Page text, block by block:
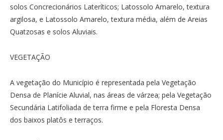
solos Concrecionários Lateríticos; Latossolo Amarelo, textura
argilosa, e Latossolo Amarelo, textura média, além de Areias
Quatzosas e solos Aluviais.
VEGETAÇÃO
A vegetação do Município é representada pela Vegetação
Densa de Planície Aluvial, nas áreas de várzea; pela Vegetação
Secundária Latifoliada de terra firme e pela Floresta Densa
dos baixos platôs e terraços.